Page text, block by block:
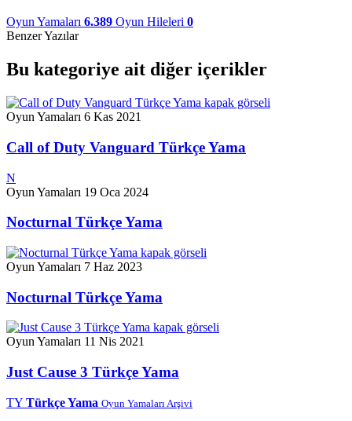
Oyun Yamaları 6.389 Oyun Hileleri 0
Benzer Yazılar
Bu kategoriye ait diğer içerikler
Oyun Yamaları 6 Kas 2021
Call of Duty Vanguard Türkçe Yama
N
Oyun Yamaları 19 Oca 2024
Nocturnal Türkçe Yama
Oyun Yamaları 7 Haz 2023
Nocturnal Türkçe Yama
Oyun Yamaları 11 Nis 2021
Just Cause 3 Türkçe Yama
TY Türkçe Yama Oyun Yamaları Arşivi